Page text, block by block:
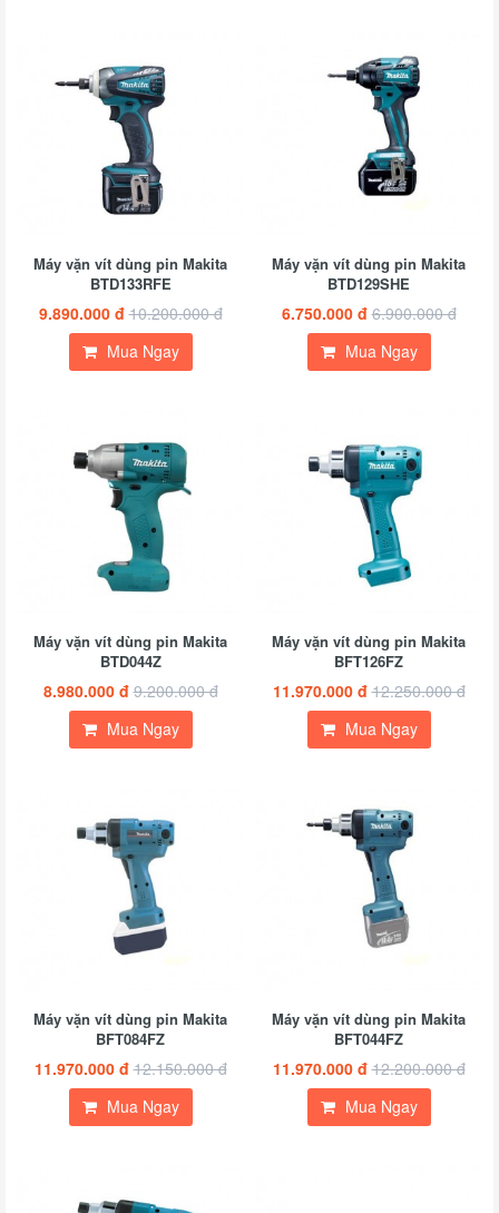
Máy vặn vít dùng pin Makita
BTD133RFE
9.890.000 đ 10.200.000 đ
Mua Ngay
Máy vặn vít dùng pin Makita
BTD129SHE
6.750.000 đ 6.900.000 đ
Mua Ngay
Máy vặn vít dùng pin Makita
BTD044Z
8.980.000 đ 9.200.000 đ
Mua Ngay
Máy vặn vít dùng pin Makita
BFT126FZ
11.970.000 đ 12.250.000 đ
Mua Ngay
Máy vặn vít dùng pin Makita
BFT084FZ
11.970.000 đ 12.150.000 đ
Mua Ngay
Máy vặn vít dùng pin Makita
BFT044FZ
11.970.000 đ 12.200.000 đ
Mua Ngay